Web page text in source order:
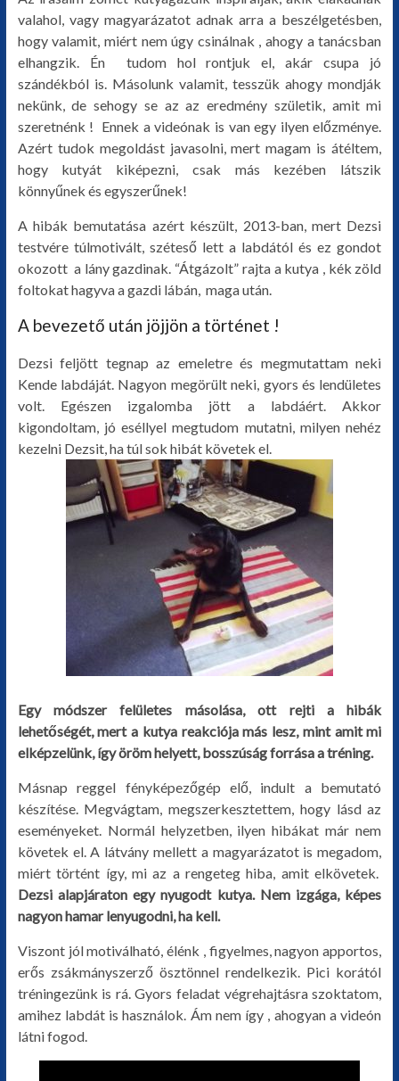
egyéb
valahol, vagy magyarázatot adnak arra a beszélgetésben,
hogy valamit, miért nem úgy csinálnak , ahogy a tanácsban
elhangzik. Én tudom hol rontjuk el, akár csupa jó
szándékból is. Másolunk valamit, tesszük ahogy mondják
nekünk, de sehogy se az az eredmény születik, amit mi
szeretnénk ! Ennek a videónak is van egy ilyen előzménye.
Azért tudok megoldást javasolni, mert magam is átéltem,
hogy kutyát kiképezni, csak más kezében látszik
könnyűnek és egyszerűnek!
A hibák bemutatása azért készült, 2013-ban, mert Dezsi
testvére túlmotivált, széteső lett a labdától és ez gondot
okozott a lány gazdinak. “Átgázolt” rajta a kutya , kék zöld
foltokat hagyva a gazdi lábán, maga után.
A bevezető után jöjjön a történet !
Dezsi feljött tegnap az emeletre és megmutattam neki
Kende labdáját. Nagyon megörült neki, gyors és lendületes
volt. Egészen izgalomba jött a labdáért. Akkor
kigondoltam, jó eséllyel megtudom mutatni, milyen nehéz
kezelni Dezsit, ha túl sok hibát követek el.
Egy módszer felületes másolása, ott rejti a hibák
lehetőségét, mert a kutya reakciója más lesz, mint amit mi
elképzelünk, így öröm helyett, bosszúság forrása a tréning.
Másnap reggel fényképezőgép elő, indult a bemutató
készítése. Megvágtam, megszerkesztettem, hogy lásd az
eseményeket. Normál helyzetben, ilyen hibákat már nem
követek el. A látvány mellett a magyarázatot is megadom,
miért történt így, mi az a rengeteg hiba, amit elkövetek.
Dezsi alapjáraton egy nyugodt kutya. Nem izgága, képes
nagyon hamar lenyugodni, ha kell.
Viszont jól motiválható, élénk , figyelmes, nagyon apportos,
erős zsákmányszerző ösztönnel rendelkezik. Pici korától
tréningezünk is rá. Gyors feladat végrehajtásra szoktatom,
amihez labdát is használok. Ám nem így , ahogyan a videón
látni fogod.